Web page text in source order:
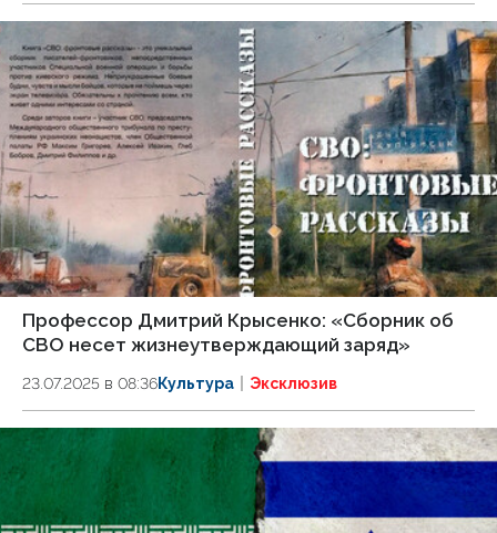
Профессор Дмитрий Крысенко: «Сборник об
СВО несет жизнеутверждающий заряд»
23.07.2025 в 08:36Культура Эксклюзив